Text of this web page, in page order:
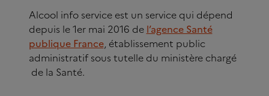
Alcool info service est un service qui dépend
depuis le 1er mai 2016 de l’agence Santé
publique France, établissement public
administratif sous tutelle du ministère chargé
de la Santé.